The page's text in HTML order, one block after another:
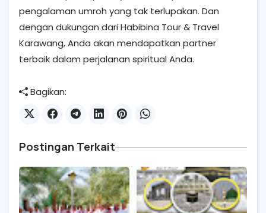
pengalaman umroh yang tak terlupakan. Dan
dengan dukungan dari Habibina Tour & Travel
Karawang, Anda akan mendapatkan partner
terbaik dalam perjalanan spiritual Anda.
Bagikan:
Postingan Terkait